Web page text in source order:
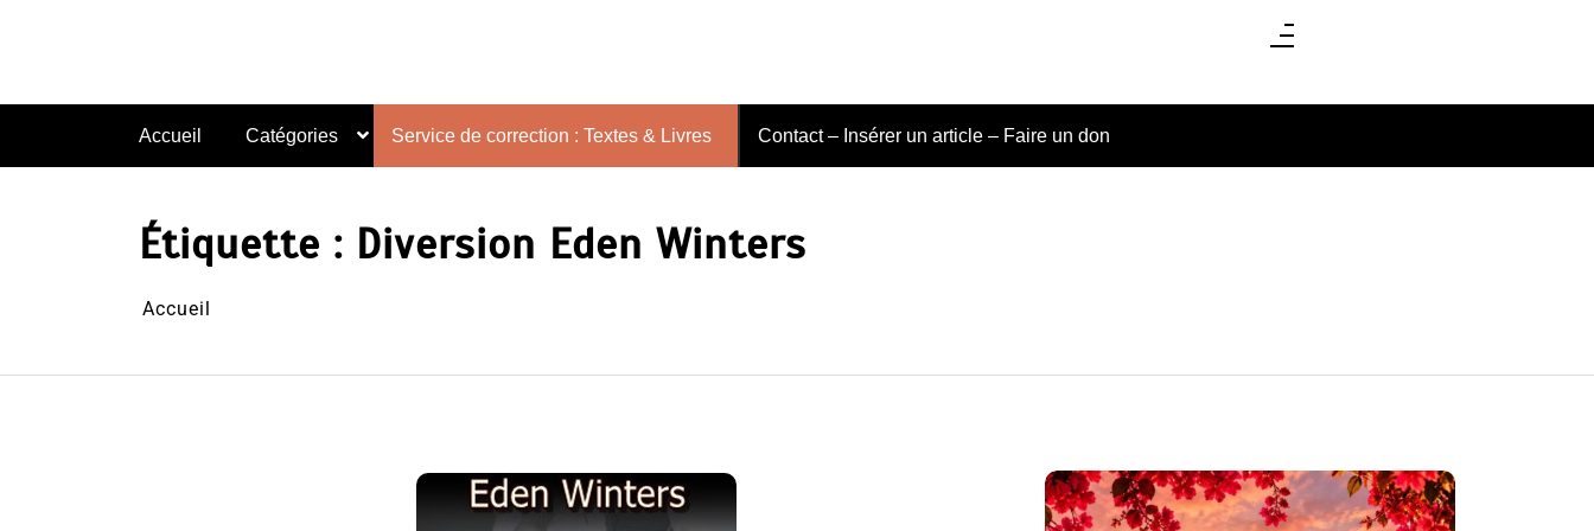
Accueil Catégories Service de correction : Textes & Livres Contact – Insérer un article – Faire un don
Étiquette : Diversion Eden Winters
Accueil